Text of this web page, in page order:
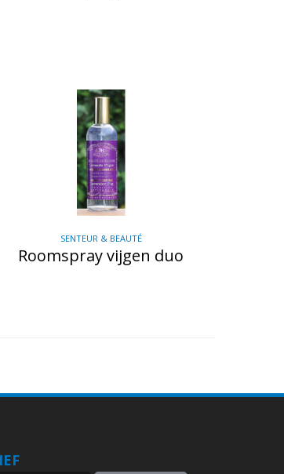
SENTEUR & BEAUTÉ
Roomspray vijgen duo